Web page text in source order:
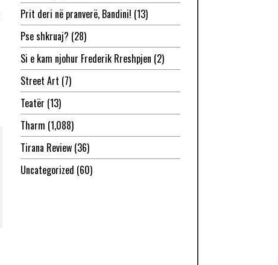
Prit deri në pranverë, Bandini! (13)
Pse shkruaj? (28)
Si e kam njohur Frederik Rreshpjen (2)
Street Art (7)
Teatër (13)
Tharm (1,088)
Tirana Review(36)
Uncategorized (60)